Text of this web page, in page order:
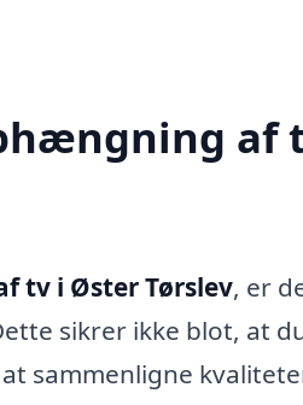
af
tv i Øster Tørslev, er
sikrer ikke blot, at
sammenligne